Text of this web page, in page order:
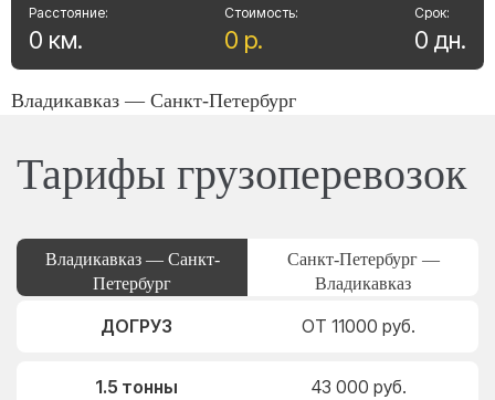
Стоимость:
0 р.
Расстояние:
0 км.
Срок:
0 дн.
Владикавказ — Санкт-Петербург
Тарифы грузоперевозок
Владикавказ — Санкт-
Петербург
Санкт-Петербург —
Владикавказ
ДОГРУЗ ОТ 11000 руб.
1.5 тонны 43 000 руб.